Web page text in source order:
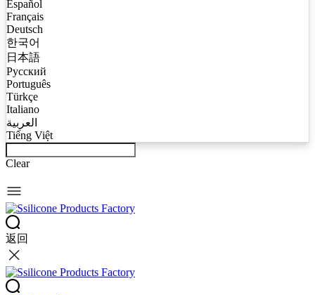
Español
Français
Deutsch
한국어
日本語
Русский
Português
Türkçe
Italiano
العربية
Tiếng Việt
Clear
返回